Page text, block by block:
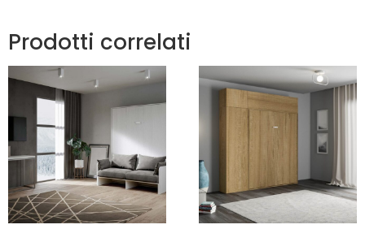
Prodotti correlati